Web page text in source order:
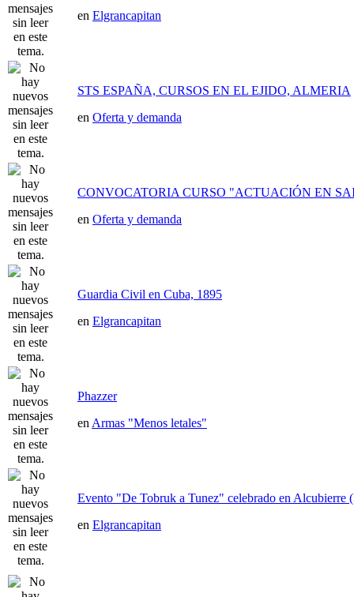
en Elgrancapitan
STS ESPAÑA, CURSOS EN EL EJIDO, ALMERIA
en Oferta y demanda
CONVOCATORIA CURSO "ACTUACIÓN EN
en Oferta y demanda
Guardia Civil en Cuba, 1895
en Elgrancapitan
Phazzer
en Armas "Menos letales"
Evento "De Tobruk a Tunez" celebrado en Alcubierre
en Elgrancapitan